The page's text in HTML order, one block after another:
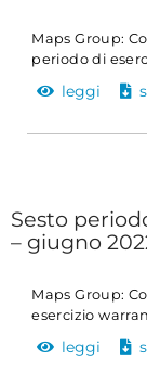
Maps Group:
periodo di
leggi
Sesto
– giugno
Maps Group:
esercizio
leggi